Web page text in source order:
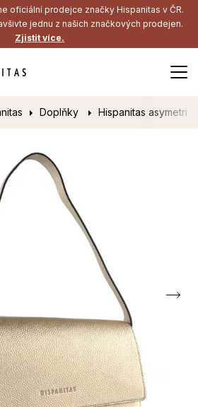
oficiální prodejce značky Hispanitas v ČR.
jednu z našich značkových prodejen.
Zjistit více.
Doplňky Hispanitas